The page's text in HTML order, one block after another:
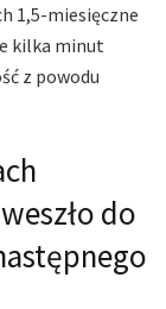
1,5-miesięczne
kilka minut
z powodu
do